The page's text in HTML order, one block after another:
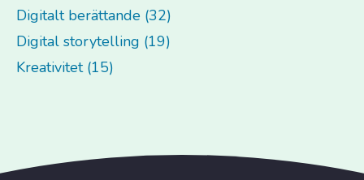
Digitalt berättande (32)
Digital storytelling (19)
Kreativitet (15)